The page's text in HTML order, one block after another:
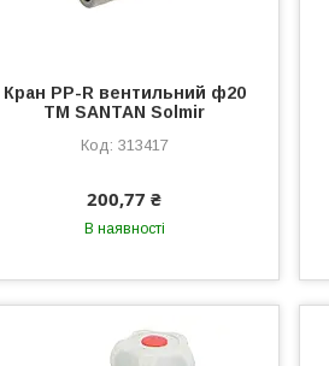
Кран PP-R вентильний ф20
ТМ SANTAN Solmir
313417
200,77 ₴
В наявності